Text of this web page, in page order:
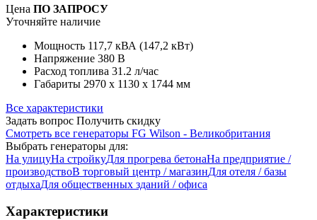
Цена ПО ЗАПРОСУ
Уточняйте наличие
Мощность 117,7 кВА (147,2 кВт)
Напряжение 380 В
Расход топлива 31.2 л/час
Габариты 2970 х 1130 х 1744 мм
Все характеристики
Задать вопрос Получить скидку
Смотреть все генераторы FG Wilson - Великобритания
Выбрать генераторы для:
На улицуНа стройкуДля прогрева бетонаНа предприятие /
производствоВ торговый центр / магазинДля отеля / базы
отдыхаДля общественных зданий / офиса
Характеристики